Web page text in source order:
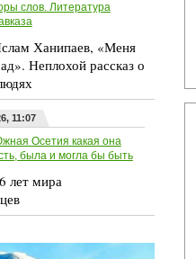
слов. Литература
Ханипаев, «Меня
Неплохой рассказ о
11:07
Осетия какая она
была и могла бы быть
лет мира